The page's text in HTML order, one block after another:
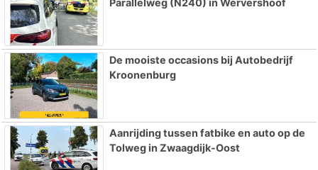
De mooiste occasions bij Autobedrijf
Kroonenburg
Aanrijding tussen fatbike en auto op de
Tolweg in Zwaagdijk-Oost